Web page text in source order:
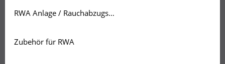
RWA Anlage / Rauchabzugsanlage
Zubehör für RWA